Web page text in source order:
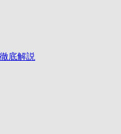
底解説